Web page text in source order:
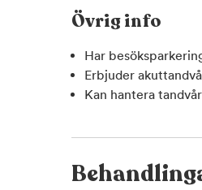
Övrig info
Har
Erbjuder
Kan hantera